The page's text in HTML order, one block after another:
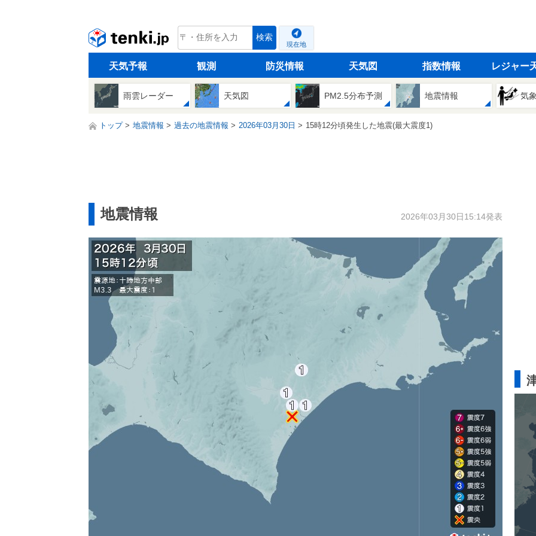
tenki.jp 検索
現在地
天気予報 観測 防災情報 天気図 指数情報 レジャー
雨雲レーダー 天気図 PM2.5分布予測 地震情報 気
トップ 地震情報 過去の地震情報 2026年03月30日 15時12分頃発生した地震(最大震度1)
地震情報 2026年03月30日15:14発表